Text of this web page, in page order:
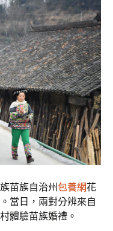
苗族自治州包養網花
當日，兩對分辨來自
體驗苗族婚禮。